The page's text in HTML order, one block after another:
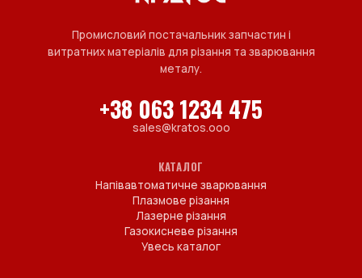
Промисловий постачальник запчастин і
витратних матеріалів для різання та зварювання
металу.
+38 063 1234 475
sales@kratos.ooo
КАТАЛОГ
Напівавтоматичне зварювання
Плазмове різання
Лазерне різання
Газокисневе різання
Увесь каталог